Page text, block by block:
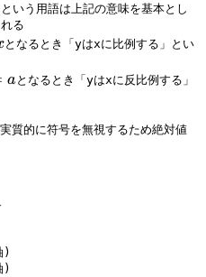
いう用語は上記の意味を基本とし
る
となるとき「yはxに比例する」とい
a となるとき「yはxに反比例する」
質的に符号を無視するため絶対値
)
)